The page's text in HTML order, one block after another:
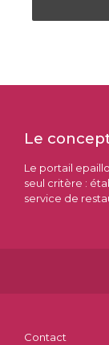
Le
Le portail
seul critère :
service de
Contact